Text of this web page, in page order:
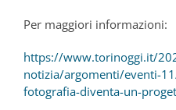
Per maggiori informazioni:
https://www.torinoggi.it/
notizia/argomenti/eventi-
fotografia-diventa-un-